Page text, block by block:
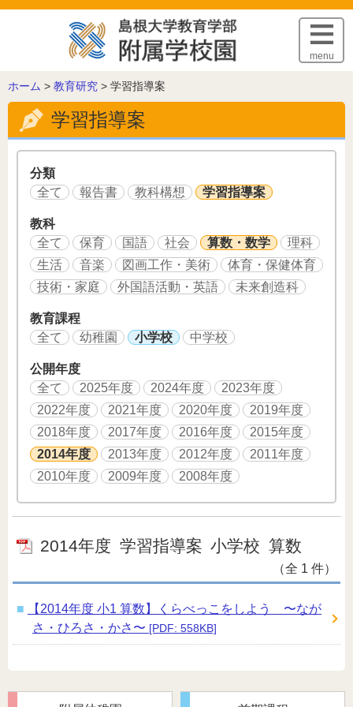
このページの本文へ
menu
こ
の
ー
ジ
ホーム > 教育研究 > 学習指導案
学習指導案
分類
全て
報告書 教科構想 学習指導案
教科
全て
保育 国語 社会 算数・数学
理科
生活
音楽 図画工作・美術
体育・保健体育
技術・家庭
外国語活動・英語 未来創造科
教育課程
全て
幼稚園 小学校 中学校
公開年度
全て
2025年度 2024年度
2023年度
2022年度
2021年度 2020年度
2019年度
2018年度
2017年度 2016年度
2015年度
2014年度
2013年度 2012年度
2011年度
2010年度
2009年度 2008年度
2014年度 学習指導案 小学校 算数
（全 1 件）
【2014年度 小1 算数】くらべっこをしよう 〜なが
さ・ひろさ・かさ〜 [PDF: 558KB]